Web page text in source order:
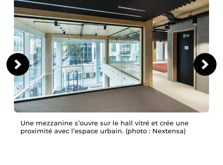
Une mezzanine s’ouvre sur le hall vitré et crée une
proximité avec l’espace urbain. (photo : Nextensa)